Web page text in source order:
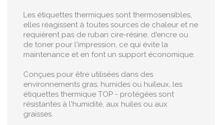
Les étiquettes thermiques sont thermosensibles,
elles réagissent à toutes sources de chaleur et ne
requièrent pas de ruban cire-résine, d'encre ou
de toner pour l'impression, ce qui évite la
maintenance et en font un support économique.
Conçues pour être utilisées dans des
environnements gras, humides ou huileux, les
étiquettes thermique TOP - protégées sont
résistantes à l'humidité, aux huiles ou aux
graisses.